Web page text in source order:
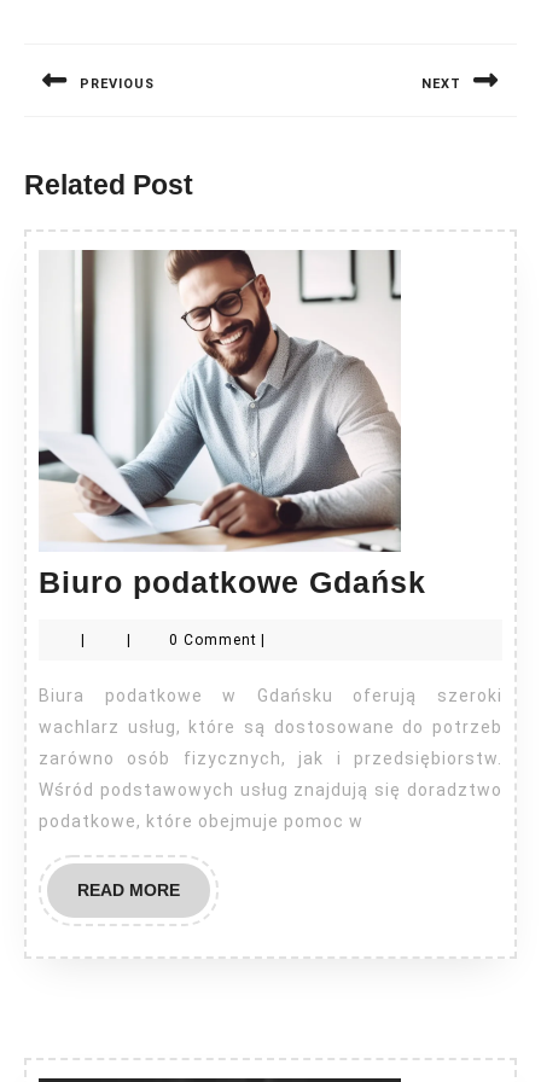
PREVIOUS NEXT
Related Post
Biuro podatkowe Gdańsk
Gdańsk
0 Comment
Biura podatkowe w Gdańsku oferują szeroki
wachlarz usług, które są dostosowane do potrzeb
zarówno osób fizycznych, jak i przedsiębiorstw.
Wśród podstawowych usług znajdują się doradztwo
podatkowe, które obejmuje pomoc w
READ MOREREAD
MORE